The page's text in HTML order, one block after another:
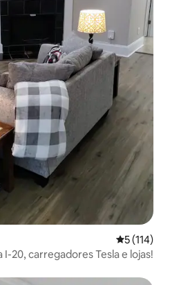
5 de uma
5 (114)
20, carregadores Tesla e lojas!